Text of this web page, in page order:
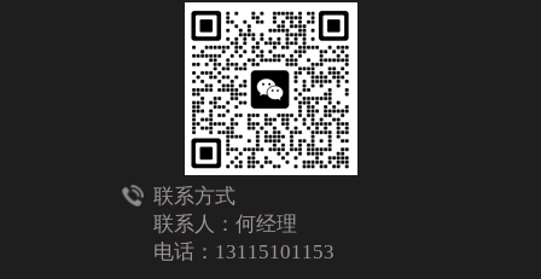
联系方式
联系人：何经理
电话：13115101153